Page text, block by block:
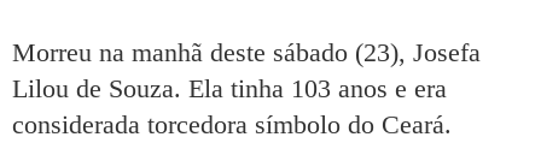
Morreu na manhã deste sábado (23), Josefa
Lilou de Souza. Ela tinha 103 anos e era
considerada torcedora símbolo do Ceará.